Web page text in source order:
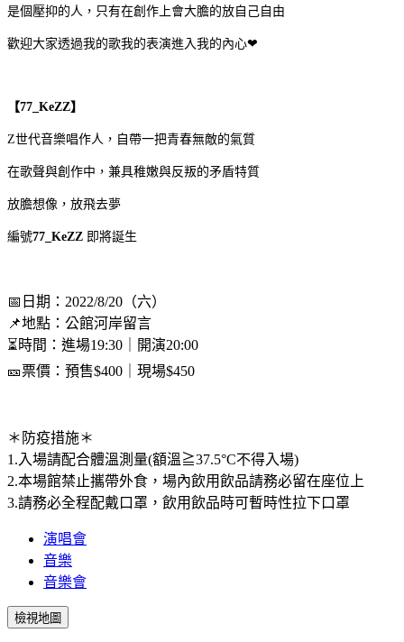
是個壓抑的人，只有在創作上會大膽的放自己自由
歡迎大家透過我的歌我的表演進入我的內心❤
【77_KeZZ】
Z世代音樂唱作人，自帶一把青春無敵的氣質
在歌聲與創作中，兼具稚嫩與反叛的矛盾特質
放膽想像，放飛去夢
編號77_KeZZ 即將誕生
📅日期：2022/8/20（六）
📌地點：公館河岸留言
⏳時間：進場19:30｜開演20:00
🎫票價：預售$400｜現場$450
＊防疫措施＊
1.入場請配合體溫測量(額溫≧37.5°C不得入場)
2.本場館禁止攜帶外食，場內飲用飲品請務必留在座位上
3.請務必全程配戴口罩，飲用飲品時可暫時性拉下口罩
演唱會
音樂
音樂會
檢視地圖